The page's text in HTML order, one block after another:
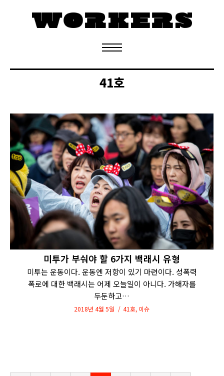
정기구독 신청
41호
미투가 부숴야 할 6가지 백래시 유형
미투는 운동이다. 운동엔 저항이 있기 마련이다. 성폭력
폭로에 대한 백래시는 어제 오늘일이 아니다. 가해자를
두둔하고…
2018년 4월 5일 41호, 이슈